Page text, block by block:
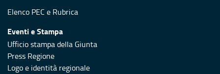
Elenco PEC e Rubrica
Eventi e Stampa
Ufficio stampa della Giunta
Press Regione
Logo e identità regionale